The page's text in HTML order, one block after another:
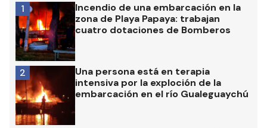
Incendio de una embarcación en la
zona de Playa Papaya: trabajan
cuatro dotaciones de Bomberos
1
Una persona está en terapia
intensiva por la exploción de la
embarcación en el río Gualeguaychú
2